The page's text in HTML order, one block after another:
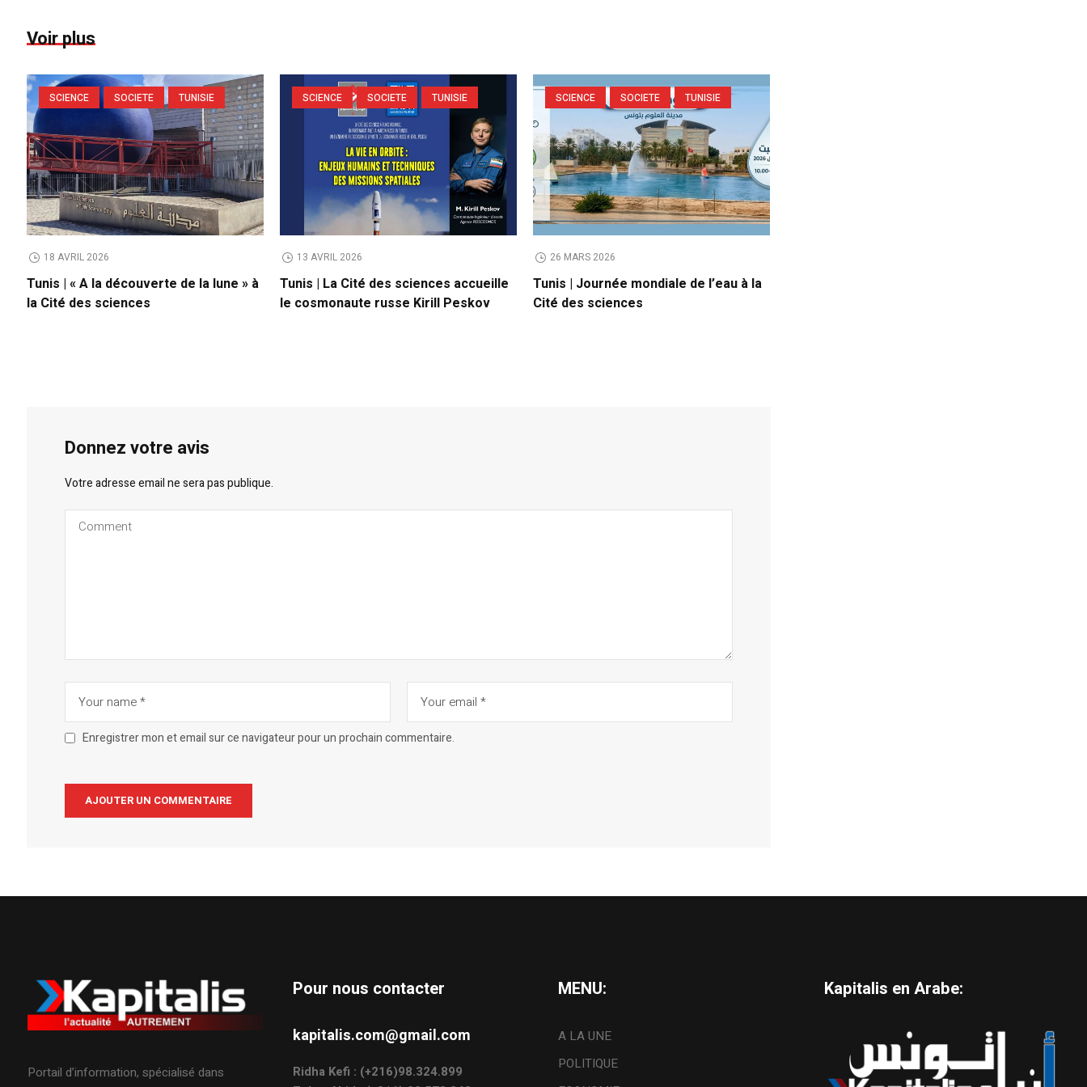
Voir plus
SCIENCE SOCIETE TUNISIE
18 AVRIL 2026
Tunis | « A la découverte de la lune » à
la Cité des sciences
SCIENCE SOCIETE TUNISIE
13 AVRIL 2026
Tunis | La Cité des sciences accueille
le cosmonaute russe Kirill Peskov
SCIENCE SOCIETE TUNISIE
26 MARS 2026
Tunis | Journée mondiale de l’eau à la
Cité des sciences
Donnez votre avis
Votre adresse email ne sera pas publique.
Enregistrer mon et email sur ce navigateur pour un prochain commentaire.
Portail d’information, spécialisé dans
Pour nous contacter
kapitalis.com@gmail.com
Ridha Kefi : (+216)98.324.899
MENU:
A LA UNE
POLITIQUE
Kapitalis en Arabe: